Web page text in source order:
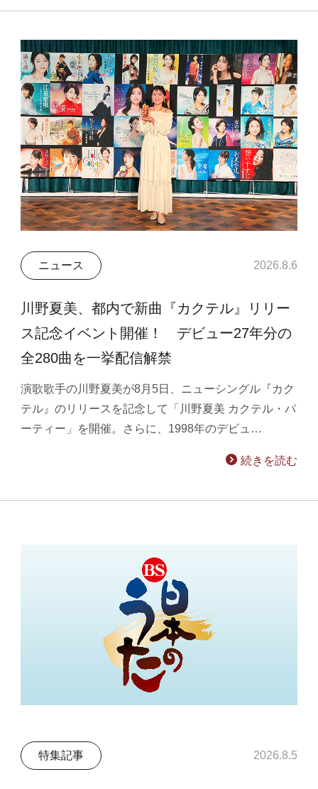
ニュース 2026.8.6
川野夏美、都内で新曲『カクテル』リリー
ス記念イベント開催！ デビュー27年分の
全280曲を一挙配信解禁
演歌歌手の川野夏美が8月5日、ニューシングル『カク
テル』のリリースを記念して「川野夏美 カクテル・パ
ーティー」を開催。さらに、1998年のデビュ…
続きを読む
特集記事 2026.8.5